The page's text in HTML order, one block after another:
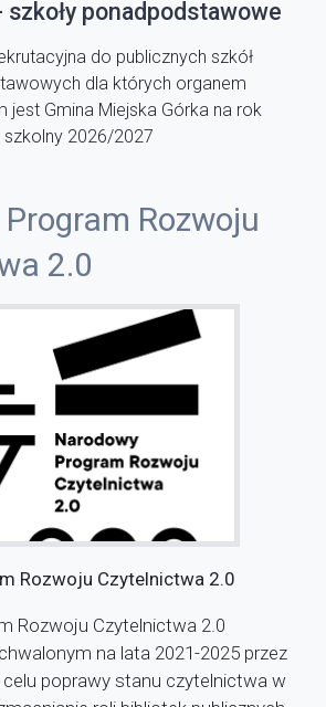
szkoły ponadpodstawowe
do publicznych szkół
dla których organem
jest Gmina Miejska Górka na rok
szkolny 2026/2027
Rozwoju
2.0
Rozwoju Czytelnictwa 2.0
Rozwoju Czytelnictwa 2.0
na lata 2021-2025 przez
poprawy stanu czytelnictwa w